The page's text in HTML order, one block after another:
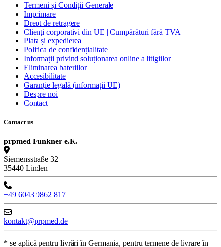
Termeni și Condiții Generale
Imprimare
Drept de retragere
Clienți corporativi din UE | Cumpărături fără TVA
Plata și expedierea
Politica de confidențialitate
Informații privind soluționarea online a litigiilor
Eliminarea bateriilor
Accesibilitate
Garanție legală (informații UE)
Despre noi
Contact
Contact us
prpmed Funkner e.K.
Siemensstraße 32
35440 Linden
+49 6043 9862 817
kontakt@prpmed.de
* se aplică pentru livrări în Germania, pentru termene de livrare în